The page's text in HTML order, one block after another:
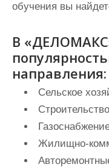
обучения вы
В
направления:
Сельское
Жилищно-